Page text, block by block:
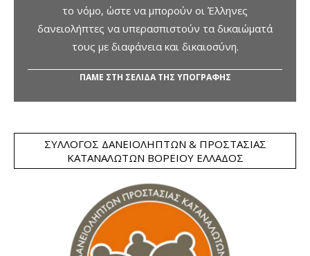
το νόμο, ώστε να μπορούν οι Έλληνες
δανειολήπτες να υπερασπιστούν τα δικαιώματά
τους με διαφάνεια και δικαιοσύνη.
ΠΑΜΕ ΣΤΗ ΣΕΛΙΔΑ ΤΗΣ ΥΠΟΓΡΑΦΗΣ
ΣΎΛΛΟΓΟΣ ΔΑΝΕΙΟΛΗΠΤΏΝ & ΠΡΟΣΤΑΣΊΑΣ
ΚΑΤΑΝΑΛΩΤΏΝ ΒΟΡΕΊΟΥ ΕΛΛΆΔΟΣ